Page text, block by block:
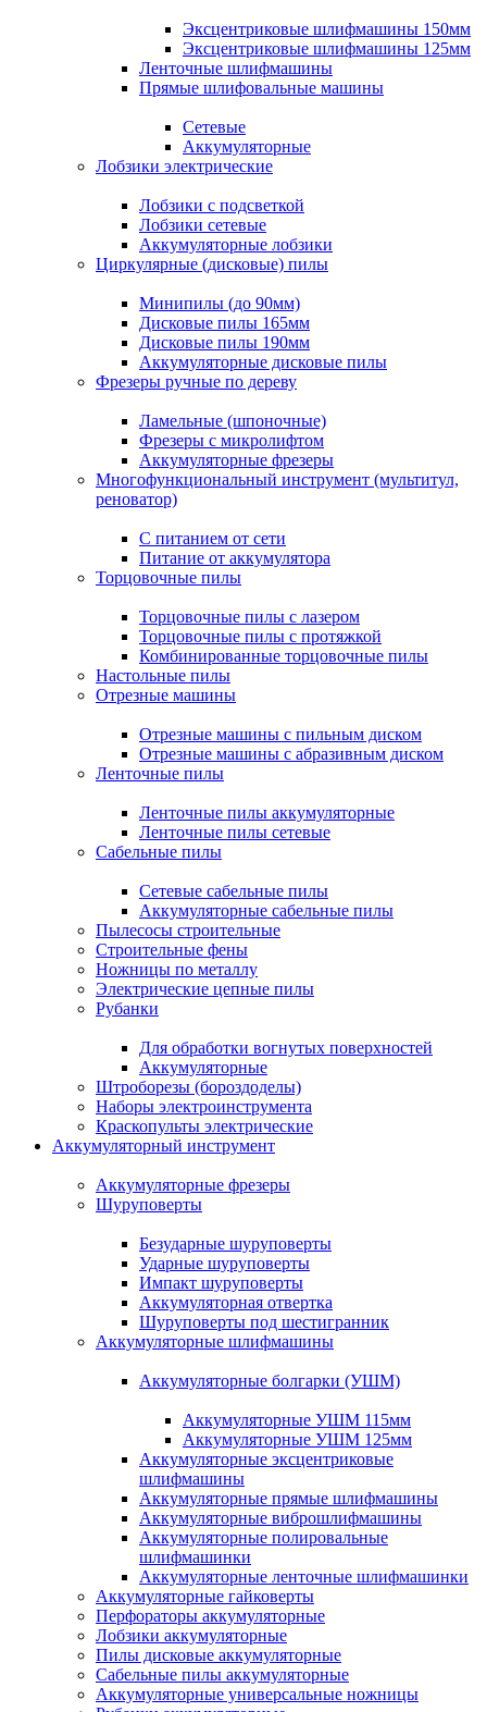
Эксцентриковые шлифмашины 150мм
Эксцентриковые шлифмашины 125мм
Ленточные шлифмашины
Прямые шлифовальные машины
Сетевые
Аккумуляторные
Лобзики электрические
Лобзики с подсветкой
Лобзики сетевые
Аккумуляторные лобзики
Циркулярные (дисковые) пилы
Минипилы (до 90мм)
Дисковые пилы 165мм
Дисковые пилы 190мм
Аккумуляторные дисковые пилы
Фрезеры ручные по дереву
Ламельные (шпоночные)
Фрезеры с микролифтом
Аккумуляторные фрезеры
Многофункциональный инструмент (мультитул,
реноватор)
С питанием от сети
Питание от аккумулятора
Торцовочные пилы
Торцовочные пилы с лазером
Торцовочные пилы с протяжкой
Комбинированные торцовочные пилы
Настольные пилы
Отрезные машины
Отрезные машины с пильным диском
Отрезные машины с абразивным диском
Ленточные пилы
Ленточные пилы аккумуляторные
Ленточные пилы сетевые
Сабельные пилы
Сетевые сабельные пилы
Аккумуляторные сабельные пилы
Пылесосы строительные
Строительные фены
Ножницы по металлу
Электрические цепные пилы
Рубанки
Для обработки вогнутых поверхностей
Аккумуляторные
Штроборезы (бороздоделы)
Наборы электроинструмента
Краскопульты электрические
Аккумуляторный инструмент
Аккумуляторные фрезеры
Шуруповерты
Безударные шуруповерты
Ударные шуруповерты
Импакт шуруповерты
Аккумуляторная отвертка
Шуруповерты под шестигранник
Аккумуляторные шлифмашины
Аккумуляторные болгарки (УШМ)
Аккумуляторные УШМ 115мм
Аккумуляторные УШМ 125мм
Аккумуляторные эксцентриковые
шлифмашины
Аккумуляторные прямые шлифмашины
Аккумуляторные виброшлифмашины
Аккумуляторные полировальные
шлифмашинки
Аккумуляторные ленточные шлифмашинки
Аккумуляторные гайковерты
Перфораторы аккумуляторные
Лобзики аккумуляторные
Пилы дисковые аккумуляторные
Сабельные пилы аккумуляторные
Аккумуляторные универсальные ножницы